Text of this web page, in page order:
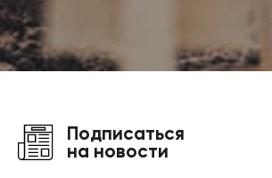
Подписаться
на новости